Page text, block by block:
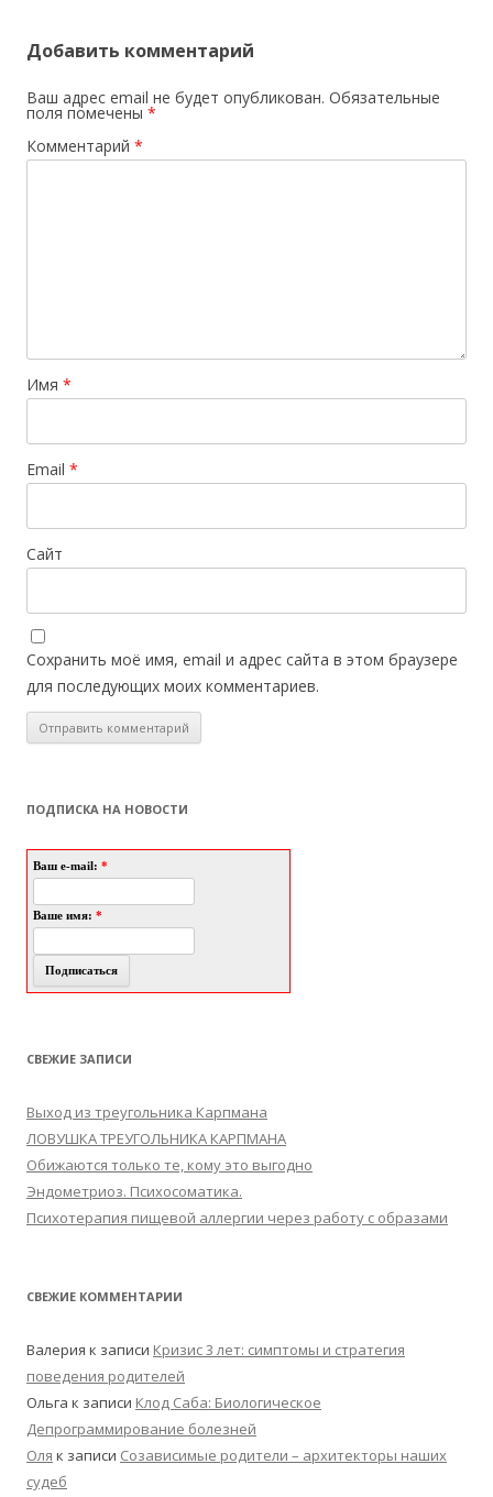
Добавить комментарий
Ваш адрес email не будет опубликован. Обязательные
поля помечены *
Комментарий *
Имя *
Email *
Сайт
Сохранить моё имя, email и адрес сайта в этом браузере
для последующих моих комментариев.
ПОДПИСКА НА НОВОСТИ
Ваш e-mail: *
Ваше имя: *
СВЕЖИЕ ЗАПИСИ
Выход из треугольника Карпмана
ЛОВУШКА ТРЕУГОЛЬНИКА КАРПМАНА
Обижаются только те, кому это выгодно
Эндометриоз. Психосоматика.
Психотерапия пищевой аллергии через работу с образами
СВЕЖИЕ КОММЕНТАРИИ
Валерия к записи Кризис 3 лет: симптомы и стратегия
поведения родителей
Ольга к записи Клод Саба: Биологическое
Депрограммирование болезней
Оля к записи Созависимые родители – архитекторы наших
судеб